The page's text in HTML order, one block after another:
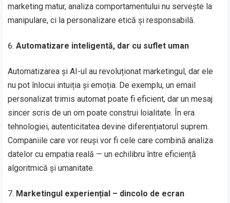
marketing matur, analiza comportamentului nu servește la
manipulare, ci la personalizare etică și responsabilă.
Automatizare inteligentă, dar cu suflet uman
Automatizarea și AI-ul au revoluționat marketingul, dar ele
nu pot înlocui intuiția și emoția. De exemplu, un email
personalizat trimis automat poate fi eficient, dar un mesaj
sincer scris de un om poate construi loialitate. În era
tehnologiei, autenticitatea devine diferențiatorul suprem.
Companiile care vor reuși vor fi cele care combină analiza
datelor cu empatia reală — un echilibru între eficiență
algoritmică și umanitate.
Marketingul experiențial – dincolo de ecran